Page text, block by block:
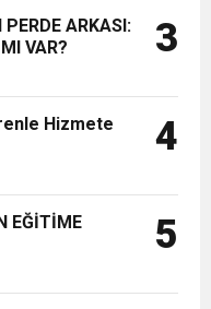
PERDE ARKASI:
VAR?
3
Hizmete
4
EĞİTİME
5